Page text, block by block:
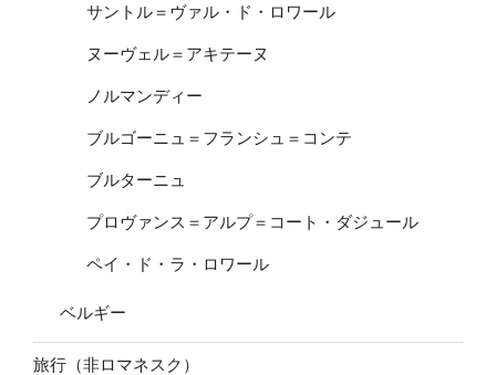
サントル＝ヴァル・ド・ロワール
ヌーヴェル＝アキテーヌ
ノルマンディー
ブルゴーニュ＝フランシュ＝コンテ
ブルターニュ
プロヴァンス＝アルプ＝コート・ダジュール
ペイ・ド・ラ・ロワール
ベルギー
旅行（非ロマネスク）